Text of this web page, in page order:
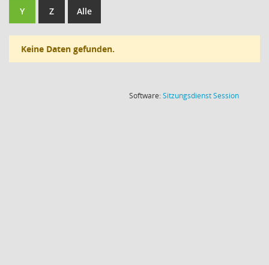
Y Z Alle
Keine Daten gefunden.
Software:SitzungsdienstSession(Wird in